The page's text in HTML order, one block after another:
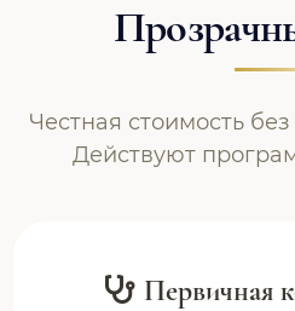
Честная стоимость
Действуют
Первичная